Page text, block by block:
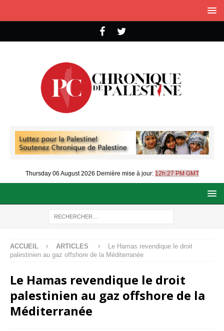
Thursday 06 August 2026 Dernière mise à jour: 12h:27 PM GMT
ACCUEIL ARTICLES
Le Hamas revendique le droit
palestinien au gaz offshore de la Méditerranée
Le Hamas revendique le droit
palestinien au gaz offshore de la
Méditerranée